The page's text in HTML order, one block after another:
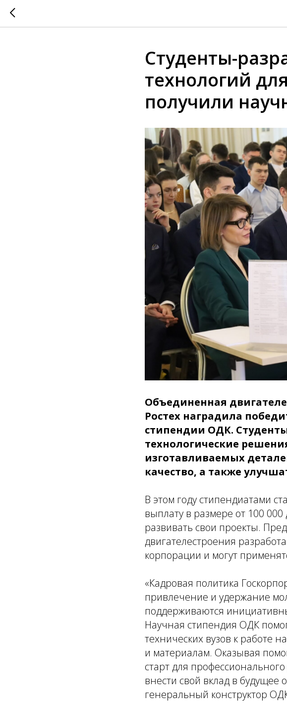
Студенты-
технологий
получили
Объединенная
Ростех наградила
стипендии ОДК.
технологические
изготавливаемых
качество, а также
В этом году стипендиатами
выплату в размере от 100
развивать свои проекты.
двигателестроения
корпорации и могут
«Кадровая политика
привлечение и удержание
поддерживаются
Научная стипендия ОДК
технических вузов к работе
и материалам. Оказывая
старт для
внести свой вклад в будущее
генеральный конструктор